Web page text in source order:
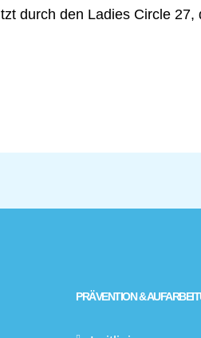
durch den Ladies Circle 27,
PRÄVENTION &